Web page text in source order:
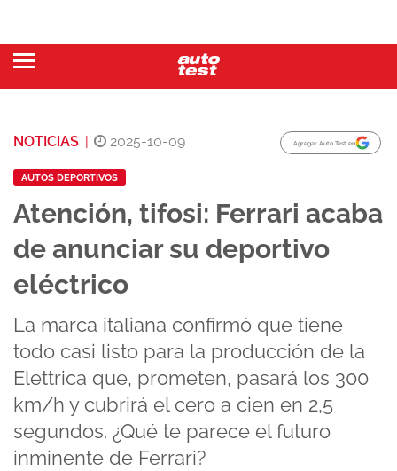
NOTICIAS | 2025-10-09 Agregar Auto Test en
AUTOS DEPORTIVOS
Atención, tifosi: Ferrari acaba
de anunciar su deportivo
eléctrico
La marca italiana confirmó que tiene
todo casi listo para la producción de la
Elettrica que, prometen, pasará los 300
km/h y cubrirá el cero a cien en 2,5
segundos. ¿Qué te parece el futuro
inminente de Ferrari?